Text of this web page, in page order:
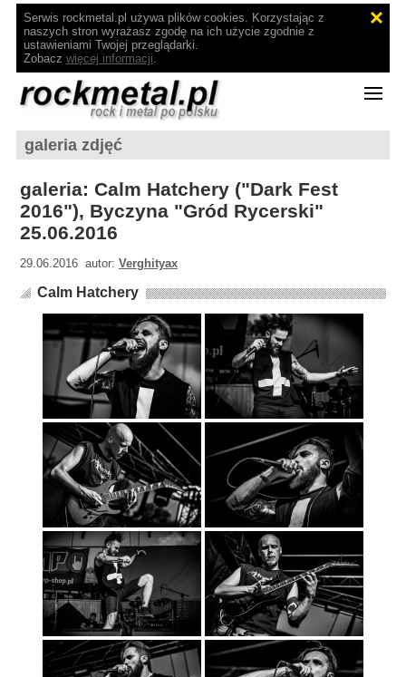
Serwis rockmetal.pl używa plików cookies. Korzystając z
naszych stron wyrażasz zgodę na ich użycie zgodnie z
ustawieniami Twojej przeglądarki.
Zobacz więcej informacji.
galeria zdjęć
galeria: Calm Hatchery ("Dark Fest
2016"), Byczyna "Gród Rycerski"
25.06.2016
29.06.2016 autor:Verghityax
Calm Hatchery